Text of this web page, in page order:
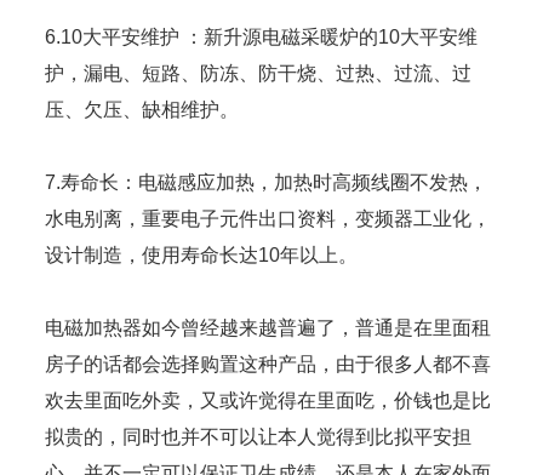
6.10大平安维护 ：新升源电磁采暖炉的10大平安维
护，漏电、短路、防冻、防干烧、过热、过流、过
压、欠压、缺相维护。
7.寿命长：电磁感应加热，加热时高频线圈不发热，
水电别离，重要电子元件出口资料，变频器工业化，
设计制造，使用寿命长达10年以上。
电磁加热器如今曾经越来越普遍了，普通是在里面租
房子的话都会选择购置这种产品，由于很多人都不喜
欢去里面吃外卖，又或许觉得在里面吃，价钱也是比
拟贵的，同时也并不可以让本人觉得到比拟平安担